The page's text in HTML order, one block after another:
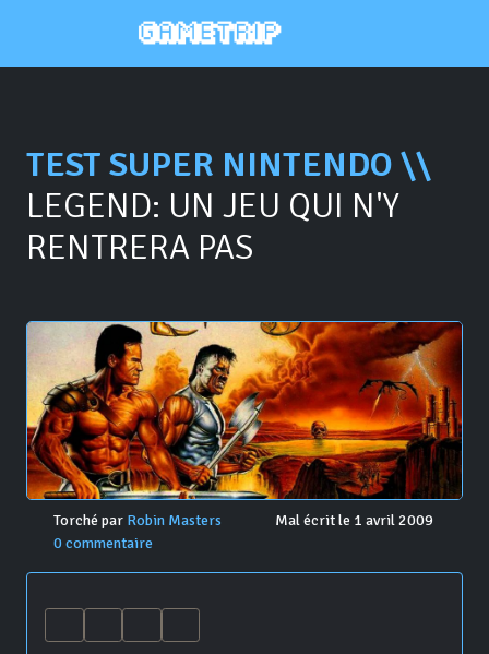
TEST SUPER NINTENDO \\
LEGEND: UN JEU QUI N'Y
RENTRERA PAS
Torché par Robin Masters
Mal écrit le 1 avril 2009
0 commentaire